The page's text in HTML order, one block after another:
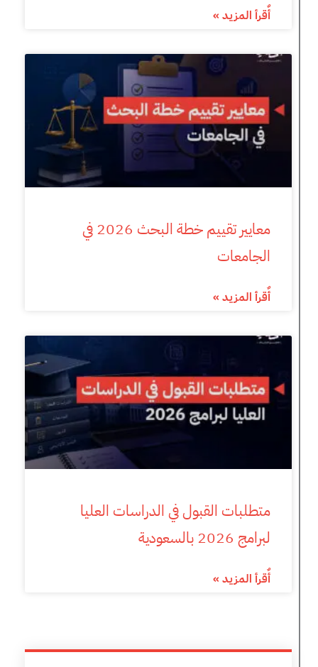
أٌقرأ المزيد »
معايير تقييم خطة البحث 2026 في
الجامعات
أٌقرأ المزيد »
متطلبات القبول في الدراسات العليا
لبرامج 2026 بالسعودية
أٌقرأ المزيد »